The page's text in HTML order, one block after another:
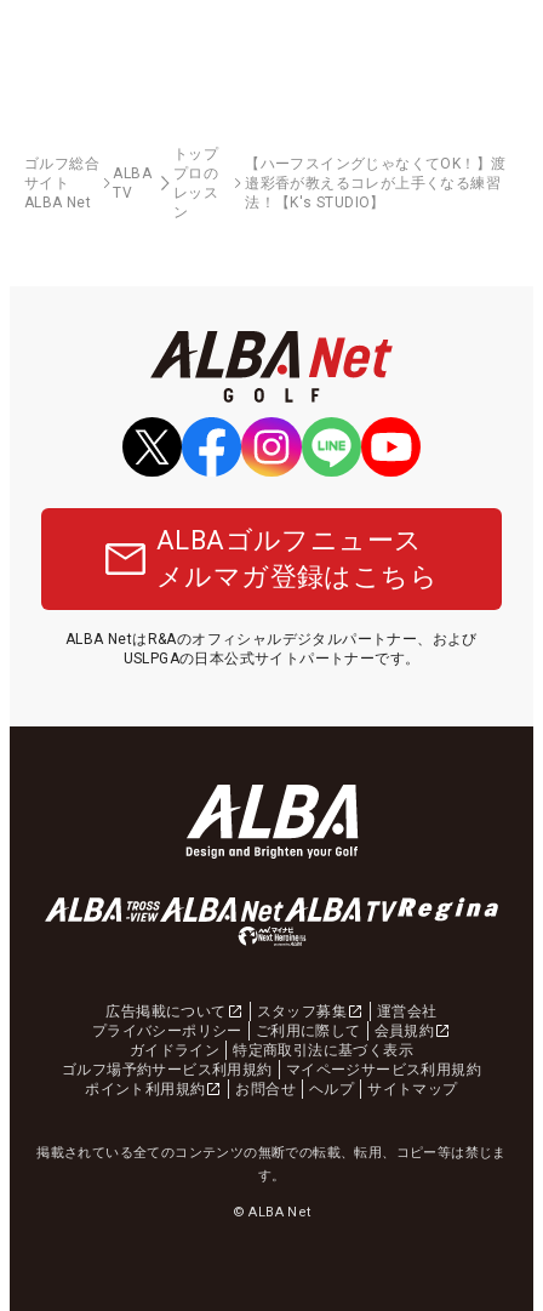
ゴルフ総合
サイト
ALBA Net
ALBA
TV
トップ
プロの
レッス
ン
【ハーフスイングじゃなくてOK！】渡
邉彩香が教えるコレが上手くなる練習
法！【K's STUDIO】
ALBAゴルフニュース
メルマガ登録はこちら
ALBA NetはR&Aのオフィシャルデジタルパートナー、および
USLPGAの日本公式サイトパートナーです。
広告掲載について スタッフ募集
運営会社
プライバシーポリシー
ご利用に際して
会員規約
ガイドライン
特定商取引法に基づく表示
ゴルフ場予約サービス利用規約
マイページサービス利用規約
ポイント利用規約
お問合せ ヘルプ サイトマップ
掲載されている全てのコンテンツの無断での転載、転用、コピー等は禁じま
す。
© ALBA Net